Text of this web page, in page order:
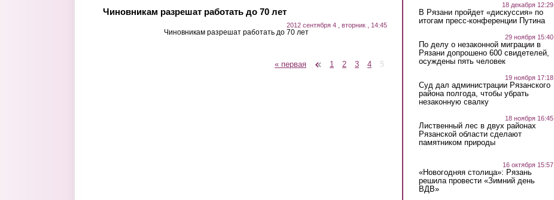
Чиновникам разрешат работать до 70 лет
2012 сентября 4 , вторник , 14:45
Чиновникам разрешат работать до 70 лет
« первая 1 2 3 4 5
18 декабря 12:29
В Рязани пройдет «дискуссия» по
итогам пресс-конференции Путина
29 ноября 15:40
По делу о незаконной миграции в
Рязани допрошено 600 свидетелей,
осуждены пять человек
19 ноября 17:18
Суд дал администрации Рязанского
района полгода, чтобы убрать
незаконную свалку
18 ноября 16:45
Лиственный лес в двух районах
Рязанской области сделают
памятником природы
16 октября 15:57
«Новогодняя столица»: Рязань
решила провести «Зимний день
ВДВ»